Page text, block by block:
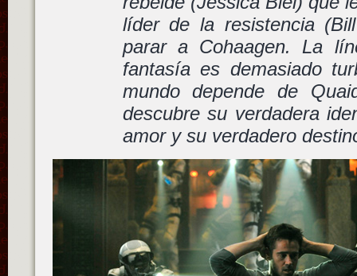
líder de la resistencia
parar a Cohaagen. La
fantasía es demasiado
mundo depende de
descubre su verdadera
amor y su verdadero